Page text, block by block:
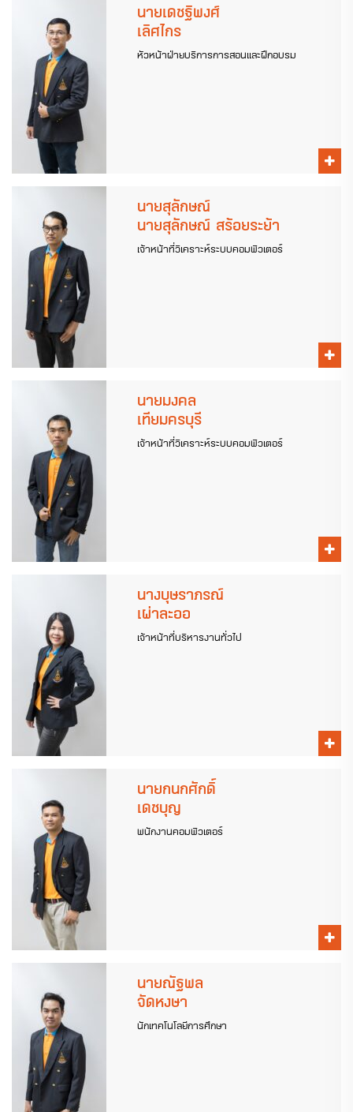
นายเดชฐิพงศ์
เลิศไกร
หัวหน้าฝ่ายบริการการสอนและฝึกอบรม
นายสุลักษณ์
นายสุลักษณ์ สร้อยระย้า
เจ้าหน้าที่วิเคราะห์ระบบคอมพิวเตอร์
นายมงคล
เทียมครบุรี
เจ้าหน้าที่วิเคราะห์ระบบคอมพิวเตอร์
นางบุษราภรณ์
เผ่าละออ
เจ้าหน้าที่บริหารงานทั่วไป
นายกนกศักดิ์
เดชบุญ
พนักงานคอมพิวเตอร์
นายณัฐพล
จัดหงษา
นักเทคโนโลยีการศึกษา